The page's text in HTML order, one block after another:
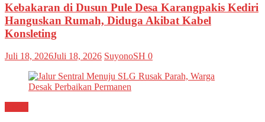
Kebakaran di Dusun Pule Desa Karangpakis Kediri
Hanguskan Rumah, Diduga Akibat Kabel
Konsleting
Juli 18, 2026Juli 18, 2026 SuyonoSH 0